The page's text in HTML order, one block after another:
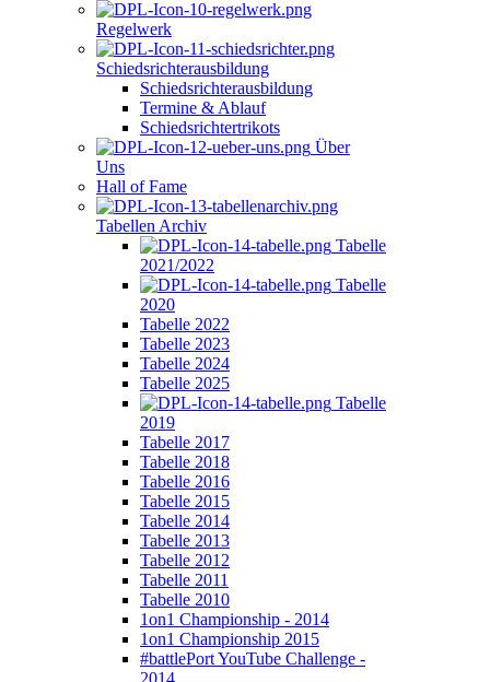
Regelwerk
Schiedsrichterausbildung
Schiedsrichterausbildung
Termine & Ablauf
Schiedsrichtertrikots
Über
Uns
Hall of Fame
Tabellen Archiv
Tabelle
2021/2022
Tabelle
2020
Tabelle 2022
Tabelle 2023
Tabelle 2024
Tabelle 2025
Tabelle
2019
Tabelle 2017
Tabelle 2018
Tabelle 2016
Tabelle 2015
Tabelle 2014
Tabelle 2013
Tabelle 2012
Tabelle 2011
Tabelle 2010
1on1 Championship - 2014
1on1 Championship 2015
#battlePort YouTube Challenge -
2014